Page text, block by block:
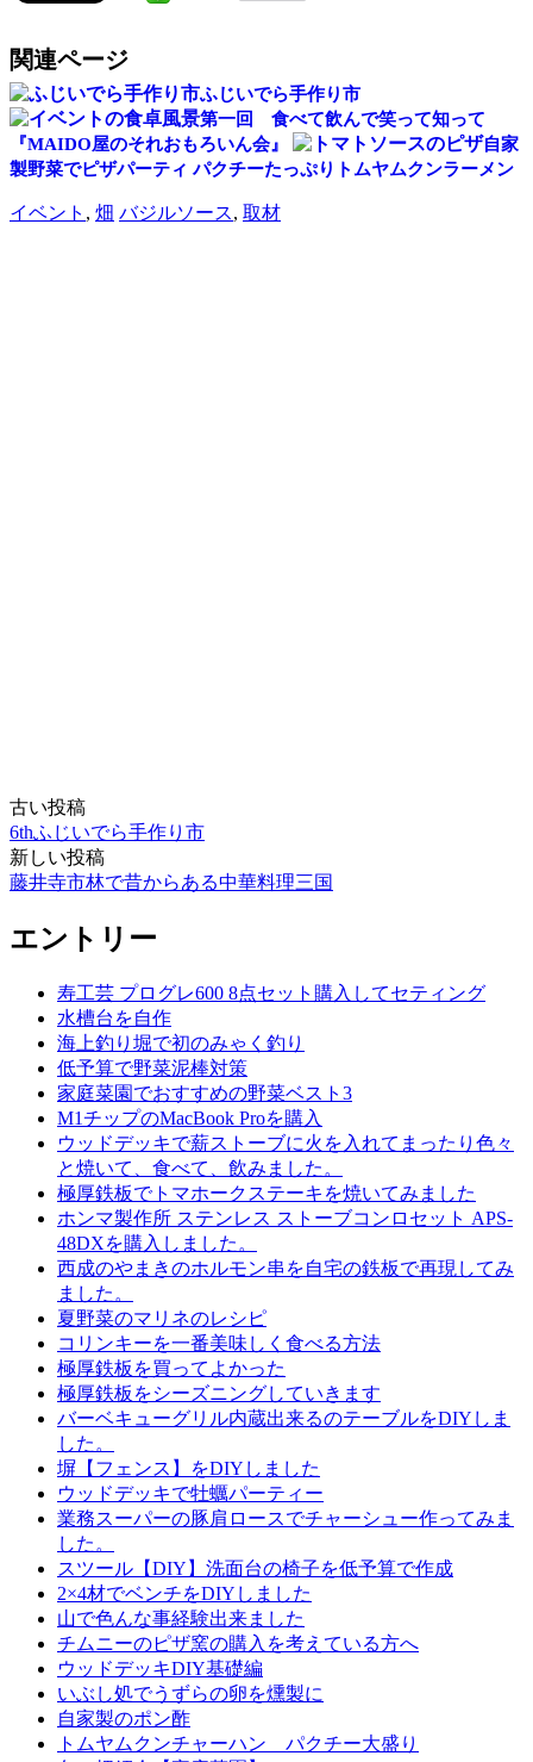
関連ページ
ふじいでら手作り市
第一回 食べて飲んで笑って知って
『MAIDO屋のそれおもろいん会』
自家
製野菜でピザパーティ パクチーたっぷりトムヤムクンラーメン
イベント , 畑 バジルソース, 取材
投
稿
ナ
ビ
古い投稿
6thふじいでら手作り市
新しい投稿
藤井寺市林で昔からある中華料理三国
エントリー
寿工芸 プログレ600 8点セット購入してセティング
水槽台を自作
海上釣り堀で初のみゃく釣り
低予算で野菜泥棒対策
家庭菜園でおすすめの野菜ベスト3
M1チップのMacBook Proを購入
ウッドデッキで薪ストーブに火を入れてまったり色々
と焼いて、食べて、飲みました。
極厚鉄板でトマホークステーキを焼いてみました
ホンマ製作所 ステンレス ストーブコンロセット APS-
48DXを購入しました。
西成のやまきのホルモン串を自宅の鉄板で再現してみ
ました。
夏野菜のマリネのレシピ
コリンキーを一番美味しく食べる方法
極厚鉄板を買ってよかった
極厚鉄板をシーズニングしていきます
バーベキューグリル内蔵出来るのテーブルをDIYしま
した。
塀【フェンス】をDIYしました
ウッドデッキで牡蠣パーティー
業務スーパーの豚肩ロースでチャーシュー作ってみま
した。
スツール【DIY】洗面台の椅子を低予算で作成
2×4材でベンチをDIYしました
山で色んな事経験出来ました
チムニーのピザ窯の購入を考えている方へ
ウッドデッキDIY基礎編
いぶし処でうずらの卵を燻製に
自家製のポン酢
トムヤムクンチャーハン パクチー大盛り